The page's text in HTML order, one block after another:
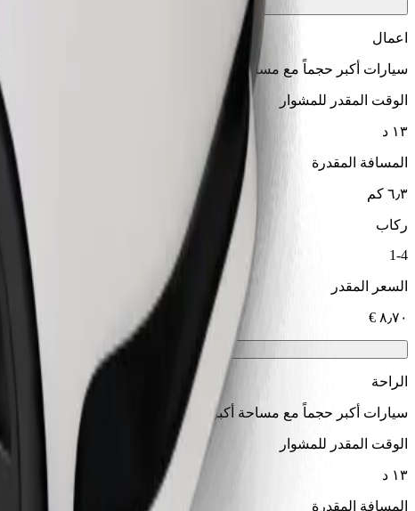
اعمال
سيارات أكبر حجماً مع مساحة أكبر للأرجل والتخزين
الوقت المقدر للمشوار
١٣ د
المسافة المقدرة
٦٫٣ كم
ركاب
1-4
السعر المقدر
الراحة
سيارات أكبر حجماً مع مساحة أكبر للأرجل والتخزين
الوقت المقدر للمشوار
١٣ د
المسافة المقدرة